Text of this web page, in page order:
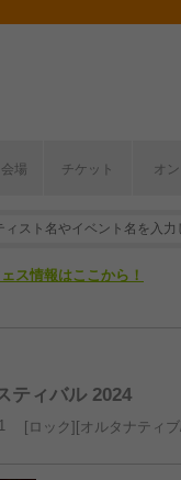
会場 チケット オ
】2026年上半期編発表！
ス情報はここから！
ティバル 2024
ロック オルタナティ